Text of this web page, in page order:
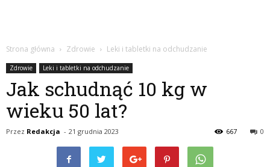
Strona główna Zdrowie Leki i tabletki na odchudzanie
Zdrowie Leki i tabletki na odchudzanie
Jak schudnąć 10 kg w
wieku 50 lat?
Przez Redakcja - 21 grudnia 2023 0
667